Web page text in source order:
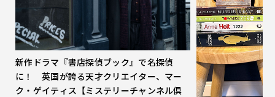
新作ドラマ『書店探偵ブック』で名探偵
に！ 英国が誇る天才クリエイター、マー
ク・ゲイティス【ミステリーチャンネル倶